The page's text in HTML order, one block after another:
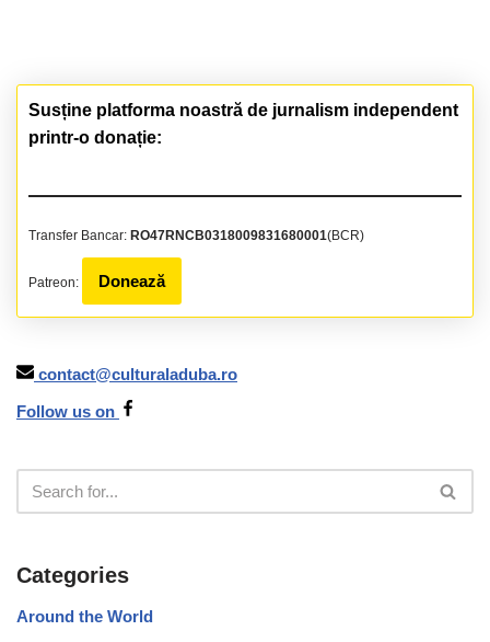
Susține platforma noastră de jurnalism independent
printr-o donație:
Transfer Bancar: RO47RNCB0318009831680001(BCR)
Patreon: Donează
contact@culturaladuba.ro
Follow us on
Categories
Around the World